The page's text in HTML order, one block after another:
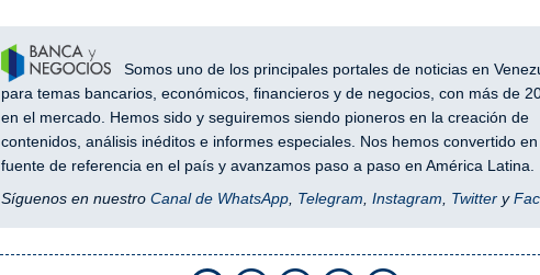
Somos uno de los principales portales de noticias en
para temas bancarios, económicos, financieros y de negocios, con más de
en el mercado. Hemos sido y seguiremos siendo pioneros en la creación de
contenidos, análisis inéditos e informes especiales. Nos hemos convertido
fuente de referencia en el país y avanzamos paso a paso en América Latina.
Síguenos en nuestro Canal de WhatsApp, Telegram, Instagram, Twittery